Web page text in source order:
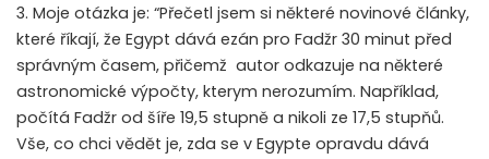
3. Moje otázka je: “Přečetl jsem si některé novinové články,
které říkají, že Egypt dává ezán pro Fadžr 30 minut před
správným časem, přičemž autor odkazuje na některé
astronomické výpočty, kterym nerozumím. Například,
počítá Fadžr od šíře 19,5 stupně a nikoli ze 17,5 stupňů.
Vše, co chci vědět je, zda se v Egypte opravdu dává